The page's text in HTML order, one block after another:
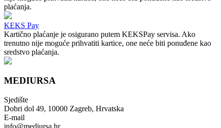
plaćanja.
KEKS Pay
Kartično plaćanje je osigurano putem KEKSPay servisa. Ako
trenutno nije moguće prihvatiti kartice, one neće biti ponuđene kao
sredstvo plaćanja.
MEDIURSA
Sjedište
Dobri dol 49, 10000 Zagreb, Hrvatska
E-mail